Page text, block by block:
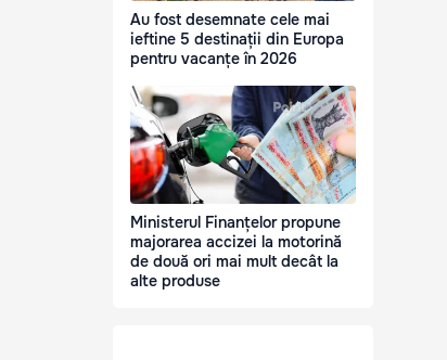
Au fost desemnate cele mai
ieftine 5 destinații din Europa
pentru vacanțe în 2026
Ministerul Finanțelor propune
majorarea accizei la motorină
de două ori mai mult decât la
alte produse